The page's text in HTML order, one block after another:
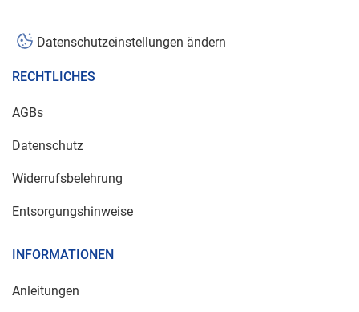
Datenschutzeinstellungen ändern
RECHTLICHES
AGBs
Datenschutz
Widerrufsbelehrung
Entsorgungshinweise
INFORMATIONEN
Anleitungen